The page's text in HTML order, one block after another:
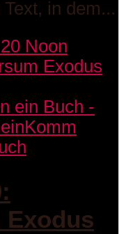
in dem...
ein Buch -
Komm
Exodus